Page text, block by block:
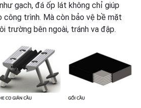
gạch, đá ốp lát không chỉ giúp
trình. Mà còn bảo vệ bề mặt
trường bên ngoài, tránh va đập.